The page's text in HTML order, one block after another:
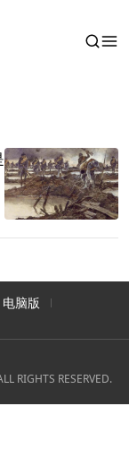
电脑版
RIGHTS RESERVED.